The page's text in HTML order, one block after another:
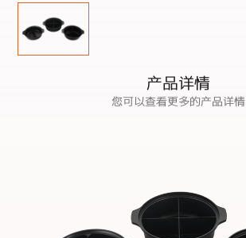
产品详情
您可以查看更多的产品详情